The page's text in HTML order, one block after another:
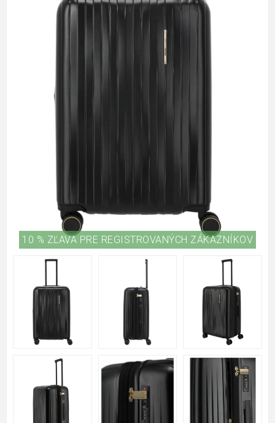
10 % ZĽAVA PRE REGISTROVANÝCH ZÁKAZNÍKOV